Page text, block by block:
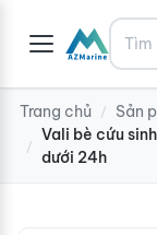
Tìm
Trang chủ / Sản
/
Vali bè cứu
dưới 24h